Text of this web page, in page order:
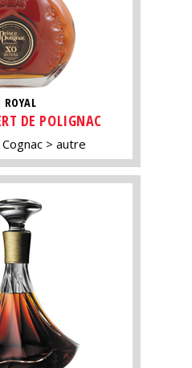
ROYAL
DE POLIGNAC
Cognac autre